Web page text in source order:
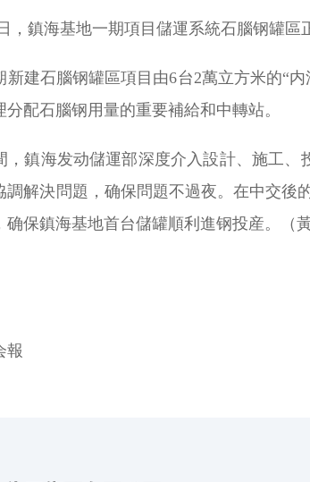
，鎮海基地一期項目儲運系統石腦钢罐
新建石腦钢罐區項目由6台2萬立方米的“
配石腦钢用量的重要補給和中轉站。
，鎮海发动儲運部深度介入設計、施工
調解決問題，确保問題不過夜。在中交後
保鎮海基地首台儲罐順利進钢投産。（黃
報